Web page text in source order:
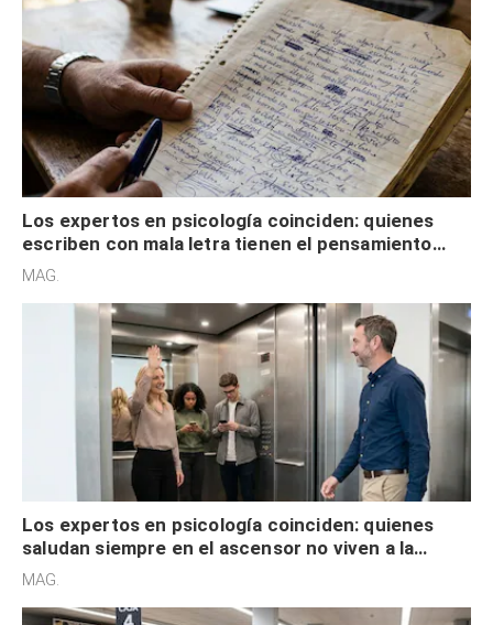
Los expertos en psicología coinciden: quienes
escriben con mala letra tienen el pensamiento
acelerado y no lo hacen por desinterés
MAG.
Los expertos en psicología coinciden: quienes
saludan siempre en el ascensor no viven a la
defensiva y tienen apertura social
MAG.